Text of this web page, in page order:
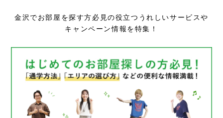
金沢でお部屋を探す方必見の役立つうれしいサービスや
キャンペーン情報を特集！